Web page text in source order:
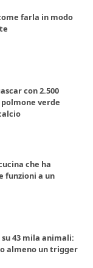
farla in modo
con 2.500
verde
che ha
funzioni a un
43 mila animali:
almeno un trigger